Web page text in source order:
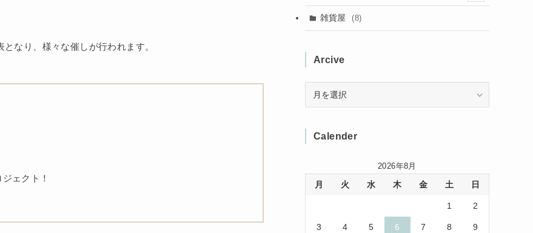
なり、様々な催しが行われます。
ェクト！
(2)
(3)
(1)
(1)
(2)
(2)
(11)
(10)
(4)(3)
(3)
(8)
雑貨屋 (8)
Arcive
Calender
2026年8月
月 火 水 木 金 土 日
1 2
3 4 5 6 7 8 9